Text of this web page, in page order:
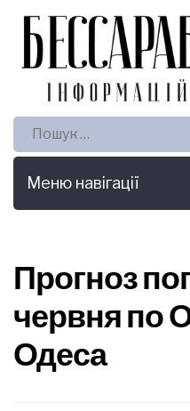
Пошук:
Меню навігації
Прогноз
червня по
Одеса